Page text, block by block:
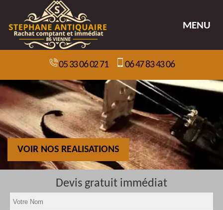
MENU
05 33 06 02 71 06 47 83 43 06
VOIR NOS REALISATIONS
Devis gratuit immédiat